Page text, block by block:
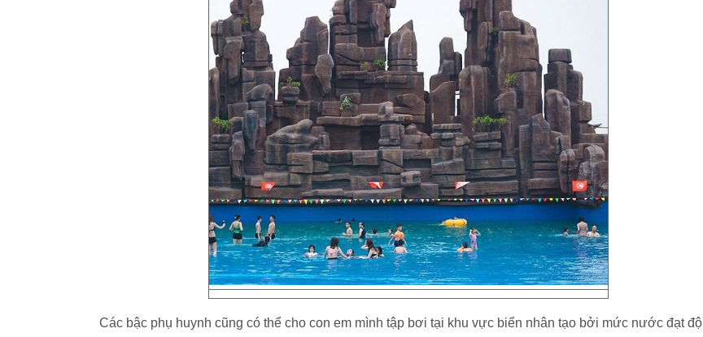
Các bậc phụ huynh cũng có thể cho con em mình tập bơi tại khu vực biển nhân tạo bởi mức nước đạt độ